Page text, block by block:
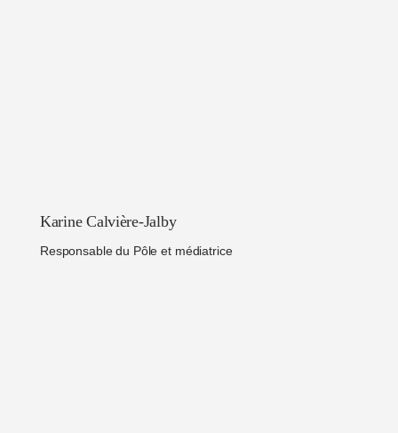
Karine Calvière-Jalby
Responsable du Pôle et médiatrice